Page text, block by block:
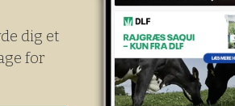
dig et
for